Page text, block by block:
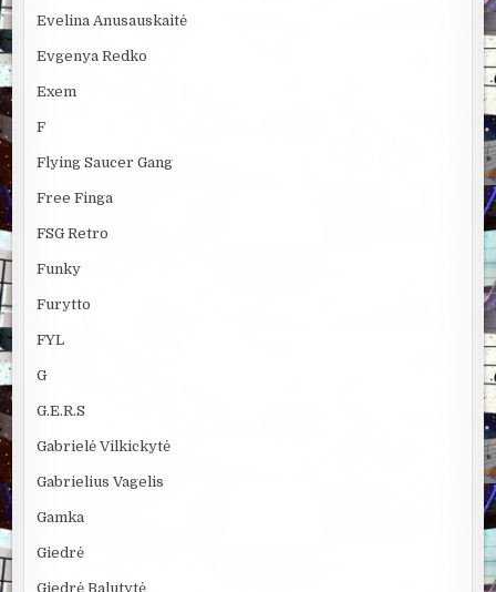
Evelina Anusauskaitė
Evgenya Redko
Exem
F
Flying Saucer Gang
Free Finga
FSG Retro
Funky
Furytto
FYL
G
G.E.R.S
Gabrielė Vilkickytė
Gabrielius Vagelis
Gamka
Giedrė
Giedrė Balutytė